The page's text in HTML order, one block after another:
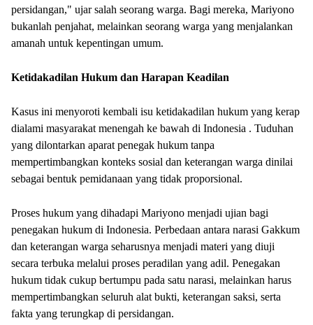
persidangan," ujar salah seorang warga. Bagi mereka, Mariyono
bukanlah penjahat, melainkan seorang warga yang menjalankan
amanah untuk kepentingan umum.
Ketidakadilan Hukum dan Harapan Keadilan
Kasus ini menyoroti kembali isu ketidakadilan hukum yang kerap
dialami masyarakat menengah ke bawah di Indonesia . Tuduhan
yang dilontarkan aparat penegak hukum tanpa
mempertimbangkan konteks sosial dan keterangan warga dinilai
sebagai bentuk pemidanaan yang tidak proporsional.
Proses hukum yang dihadapi Mariyono menjadi ujian bagi
penegakan hukum di Indonesia. Perbedaan antara narasi Gakkum
dan keterangan warga seharusnya menjadi materi yang diuji
secara terbuka melalui proses peradilan yang adil. Penegakan
hukum tidak cukup bertumpu pada satu narasi, melainkan harus
mempertimbangkan seluruh alat bukti, keterangan saksi, serta
fakta yang terungkap di persidangan.